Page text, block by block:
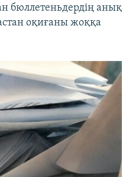
бюллетеньдердің анық
оқиғаны жоққа